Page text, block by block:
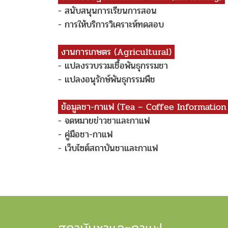
- สนับสนุนการเรียนการสอน
- การให้บริการวิเคราะห์ทดสอบ
งานการเกษตร (Agricultural)
- แปลงรวบรวมเชื้อพันธุกรรมชา
- แปลงอนุรักษ์พันธุกรรมพืช
ข้อมูลชา-กาแฟ (Tea – Coffee
- จดหมายข่าวชาและกาแฟ
- คู่มือชา-กาแฟ
- เว็บไซต์สถาบันชาและกาแฟ